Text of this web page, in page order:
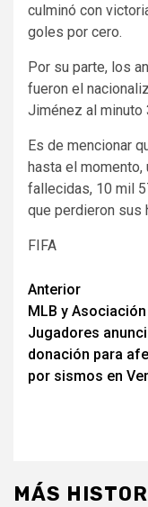
culminó con
goles por cero.
Por su parte, los
fueron el
Jiménez al minuto
Es de mencionar
hasta el
fallecidas, 10 mil
que perdieron sus
FIFA
de
entradas
Anterior
MLB y
Jugadores
donación para
por sismos en
MÁS